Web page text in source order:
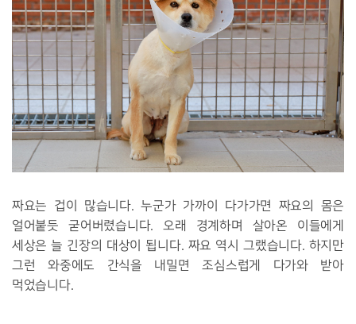
짜요는 겁이 많습니다. 누군가 가까이 다가가면 짜요의 몸은
얼어붙듯 굳어버렸습니다. 오래 경계하며 살아온 이들에게
세상은 늘 긴장의 대상이 됩니다. 짜요 역시 그랬습니다. 하지만
그런 와중에도 간식을 내밀면 조심스럽게 다가와 받아
먹었습니다.